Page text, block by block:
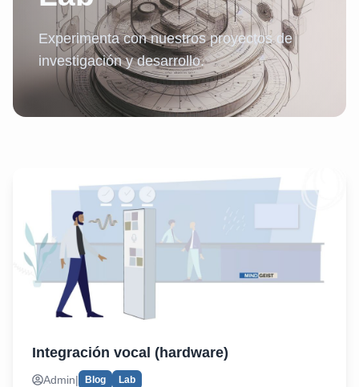
Experimenta con nuestros proyectos de
investigación y desarrollo.
Integración vocal (hardware)
Admin| Blog Lab